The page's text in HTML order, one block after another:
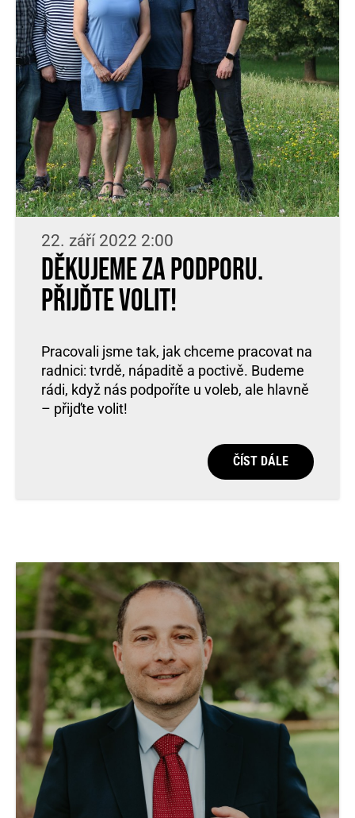
22. září 2022 2:00
Děkujeme za podporu.
Přijďte volit!
Pracovali jsme tak, jak chceme pracovat na
radnici: tvrdě, nápaditě a poctivě. Budeme
rádi, když nás podpoříte u voleb, ale hlavně
– přijďte volit!
ČÍST DÁLE